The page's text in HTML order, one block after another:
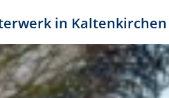
in Kaltenkirchen